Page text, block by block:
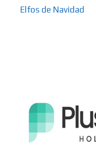
Elfos de Navidad